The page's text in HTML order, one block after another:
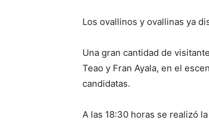
Los ovallinos y ovallinas ya
Una gran cantidad de
Teao y Fran Ayala, en el
candidatas.
A las 18:30 horas se realizó